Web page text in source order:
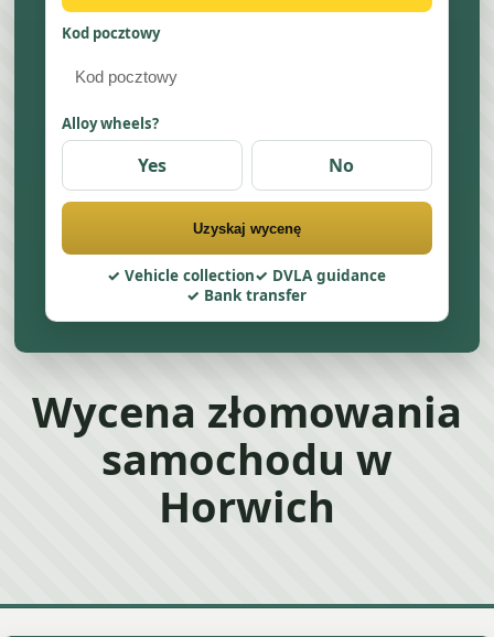
Kod pocztowy
Alloy wheels?
Yes No
Uzyskaj wycenę
Vehicle collection
DVLA guidance
Bank transfer
Wycena złomowania
samochodu w
Horwich